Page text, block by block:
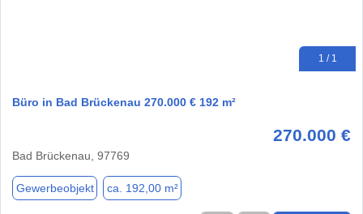
1 / 1
Büro in Bad Brückenau 270.000 € 192 m²
270.000 €
Bad Brückenau, 97769
Gewerbeobjekt ca. 192,00 m²